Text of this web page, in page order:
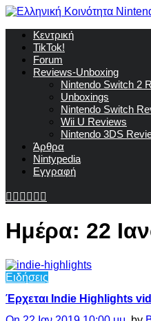
Κεντρική
TikTok!
Forum
Reviews-Unboxing
Nintendo Switch 2
Unboxings
Nintendo Switch
Wii U Reviews
Nintendo 3DS
Άρθρα
Nintypedia
Εγγραφή
Ημέρα: 22
Ειδήσεις
Έρχεται Indie Highlights